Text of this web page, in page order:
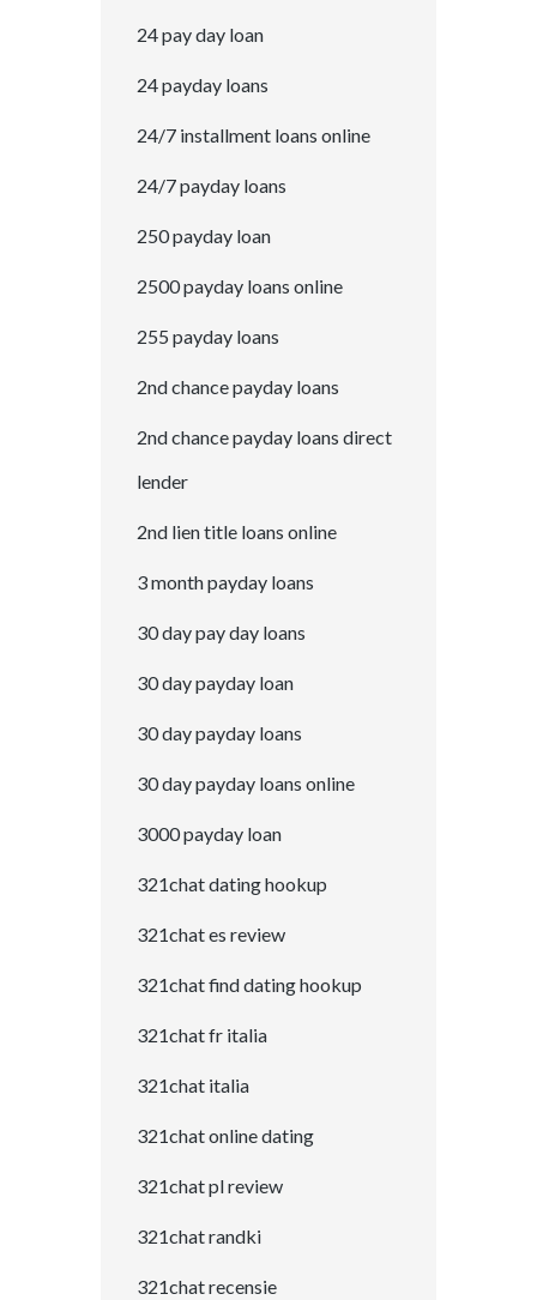
24 pay day loan
24 payday loans
24/7 installment loans online
24/7 payday loans
250 payday loan
2500 payday loans online
255 payday loans
2nd chance payday loans
2nd chance payday loans direct
lender
2nd lien title loans online
3 month payday loans
30 day pay day loans
30 day payday loan
30 day payday loans
30 day payday loans online
3000 payday loan
321chat dating hookup
321chat es review
321chat find dating hookup
321chat fr italia
321chat italia
321chat online dating
321chat pl review
321chat randki
321chat recensie